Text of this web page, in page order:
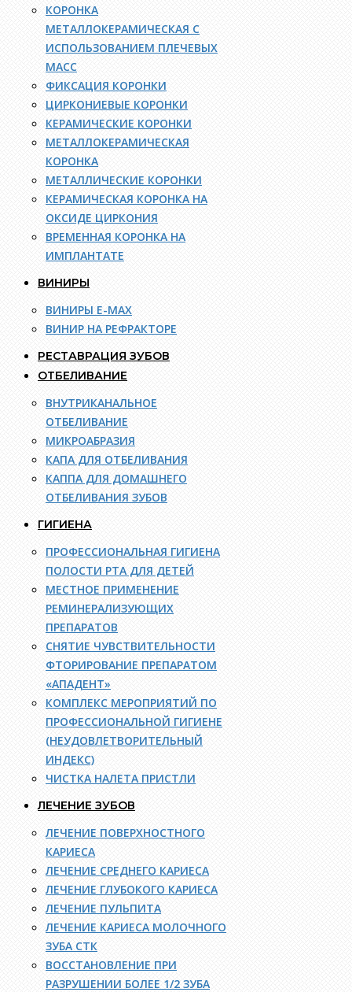
КОРОНКА
МЕТАЛЛОКЕРАМИЧЕСКАЯ С
ИСПОЛЬЗОВАНИЕМ ПЛЕЧЕВЫХ
МАСС
ФИКСАЦИЯ КОРОНКИ
ЦИРКОНИЕВЫЕ КОРОНКИ
КЕРАМИЧЕСКИЕ КОРОНКИ
МЕТАЛЛОКЕРАМИЧЕСКАЯ
КОРОНКА
МЕТАЛЛИЧЕСКИЕ КОРОНКИ
КЕРАМИЧЕСКАЯ КОРОНКА НА
ОКСИДЕ ЦИРКОНИЯ
ВРЕМЕННАЯ КОРОНКА НА
ИМПЛАНТАТЕ
ВИНИРЫ
ВИНИРЫ E-MAX
ВИНИР НА РЕФРАКТОРЕ
РЕСТАВРАЦИЯ ЗУБОВ
ОТБЕЛИВАНИЕ
ВНУТРИКАНАЛЬНОЕ
ОТБЕЛИВАНИЕ
МИКРОАБРАЗИЯ
КАПА ДЛЯ ОТБЕЛИВАНИЯ
КАППА ДЛЯ ДОМАШНЕГО
ОТБЕЛИВАНИЯ ЗУБОВ
ГИГИЕНА
ПРОФЕССИОНАЛЬНАЯ ГИГИЕНА
ПОЛОСТИ РТА ДЛЯ ДЕТЕЙ
МЕСТНОЕ ПРИМЕНЕНИЕ
РЕМИНЕРАЛИЗУЮЩИХ
ПРЕПАРАТОВ
СНЯТИЕ ЧУВСТВИТЕЛЬНОСТИ
ФТОРИРОВАНИЕ ПРЕПАРАТОМ
«АПАДЕНТ»
КОМПЛЕКС МЕРОПРИЯТИЙ ПО
ПРОФЕССИОНАЛЬНОЙ ГИГИЕНЕ
(НЕУДОВЛЕТВОРИТЕЛЬНЫЙ
ИНДЕКС)
ЧИСТКА НАЛЕТА ПРИСТЛИ
ЛЕЧЕНИЕ ЗУБОВ
ЛЕЧЕНИЕ ПОВЕРХНОСТНОГО
КАРИЕСА
ЛЕЧЕНИЕ СРЕДНЕГО КАРИЕСА
ЛЕЧЕНИЕ ГЛУБОКОГО КАРИЕСА
ЛЕЧЕНИЕ ПУЛЬПИТА
ЛЕЧЕНИЕ КАРИЕСА МОЛОЧНОГО
ЗУБА СТК
ВОССТАНОВЛЕНИЕ ПРИ
РАЗРУШЕНИИ БОЛЕЕ 1/2 ЗУБА